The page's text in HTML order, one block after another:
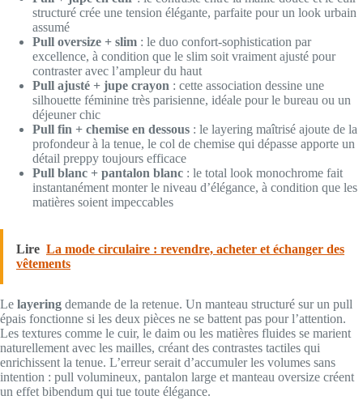
structuré crée une tension élégante, parfaite pour un look urbain
assumé
Pull oversize + slim : le duo confort-sophistication par
excellence, à condition que le slim soit vraiment ajusté pour
contraster avec l’ampleur du haut
Pull ajusté + jupe crayon : cette association dessine une
silhouette féminine très parisienne, idéale pour le bureau ou un
déjeuner chic
Pull fin + chemise en dessous : le layering maîtrisé ajoute de la
profondeur à la tenue, le col de chemise qui dépasse apporte un
détail preppy toujours efficace
Pull blanc + pantalon blanc : le total look monochrome fait
instantanément monter le niveau d’élégance, à condition que les
matières soient impeccables
Lire La mode circulaire : revendre, acheter et échanger des
vêtements
Le layering demande de la retenue. Un manteau structuré sur un pull
épais fonctionne si les deux pièces ne se battent pas pour l’attention.
Les textures comme le cuir, le daim ou les matières fluides se marient
naturellement avec les mailles, créant des contrastes tactiles qui
enrichissent la tenue. L’erreur serait d’accumuler les volumes sans
intention : pull volumineux, pantalon large et manteau oversize créent
un effet bibendum qui tue toute élégance.